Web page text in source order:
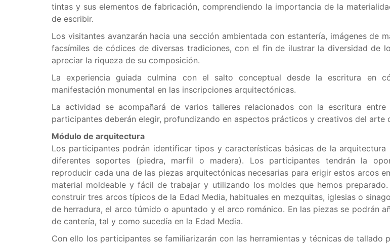
tintas y sus elementos de fabricación, comprendiendo la importancia de la
de escribir.
Los visitantes avanzarán hacia una sección ambientada con estantería, imágenes de
facsímiles de códices de diversas tradiciones, con el fin de ilustrar la diversidad de
apreciar la riqueza de su composición.
La experiencia guiada culmina con el salto conceptual desde la escritura en
manifestación monumental en las inscripciones arquitectónicas.
La actividad se acompañará de varios talleres relacionados con la escritura
participantes deberán elegir, profundizando en aspectos prácticos y creativos del arte
Módulo de arquitectura
Los participantes podrán identificar tipos y características básicas de la arquitectura
diferentes soportes (piedra, marfil o madera). Los participantes tendrán la
reproducir cada una de las piezas arquitectónicas necesarias para erigir estos arcos
material moldeable y fácil de trabajar y utilizando los moldes que hemos preparado.
construir tres arcos típicos de la Edad Media, habituales en mezquitas, iglesias o
de herradura, el arco túmido o apuntado y el arco románico. En las piezas se podrán
de cantería, tal y como sucedía en la Edad Media.
Con ello los participantes se familiarizarán con las herramientas y técnicas de tallado